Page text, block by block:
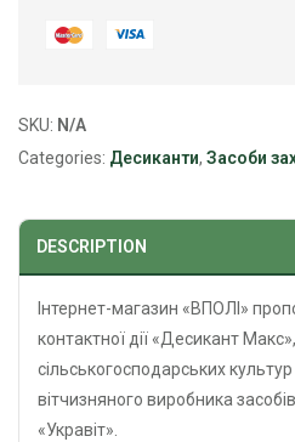
SKU: N/A
Categories: Десиканти, Засоби
DESCRIPTION
Інтернет-магазин «ВПОЛІ»
контактної дії «Десикант
сільськогосподарських
вітчизняного виробника
«Укравіт».